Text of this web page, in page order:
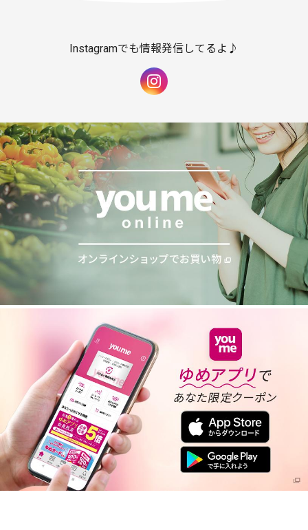
Instagramでも情報発信してるよ♪